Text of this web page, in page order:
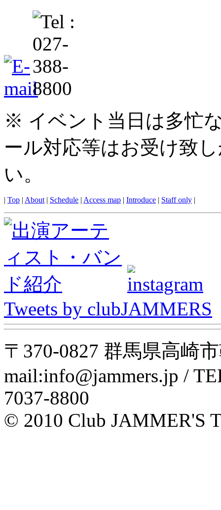
※ イベント当日は多忙
ール対応等はお受け致
い。
| Top | About | Schedule | Access map | Introduce | Staff only |
Tweets by clubJAMMERS
〒370-0827 群馬県高崎
mail:info@jammers.jp /
7037-8800
© 2010 Club JAMMER'S